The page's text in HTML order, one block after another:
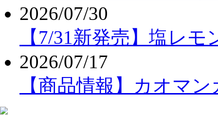
2026/07/30
【7/31新発売】塩レ
2026/07/17
【商品情報】カオマ